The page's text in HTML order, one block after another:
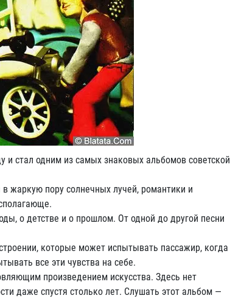
стал одним из самых знаковых альбомов советской
жаркую пору солнечных лучей, романтики и
о детстве и о прошлом. От одной до другой песни
которые может испытывать пассажир, когда
все эти чувства на себе.
произведением искусства. Здесь нет
даже спустя столько лет. Слушать этот альбом —